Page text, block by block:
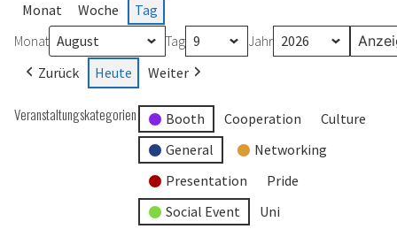
Monat Woche Tag
Monat Tag Jahr
Zurück Heute Weiter
Veranstaltungskategorien Booth Cooperation
Culture
General
Networking
Presentation
Pride
Social Event
Uni